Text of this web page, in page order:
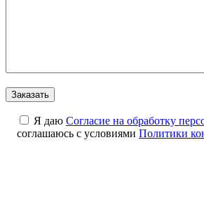
Я даю Cогласие на обработку
соглашаюсь с условиями Политики